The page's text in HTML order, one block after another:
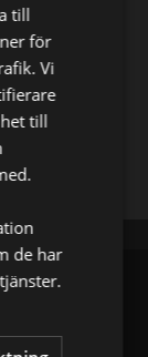
till
för
Vi
till
de har